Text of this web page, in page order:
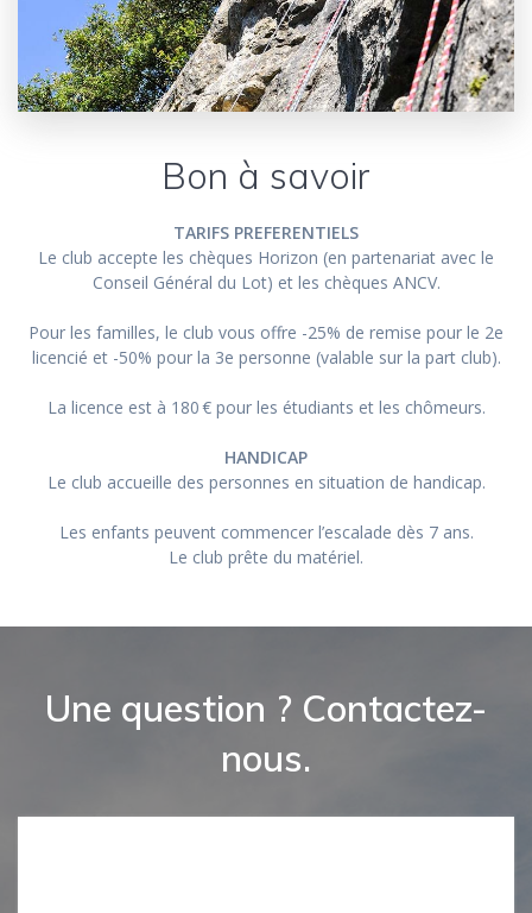
Bon à savoir
TARIFS PREFERENTIELS
Le club accepte les chèques Horizon (en partenariat avec le
Conseil Général du Lot) et les chèques ANCV.
Pour les familles, le club vous offre -25% de remise pour le 2e
licencié et -50% pour la 3e personne (valable sur la part club).
La licence est à 180 € pour les étudiants et les chômeurs.
HANDICAP
Le club accueille des personnes en situation de handicap.
Les enfants peuvent commencer l’escalade dès 7 ans.
Le club prête du matériel.
Une question ? Contactez-
nous.